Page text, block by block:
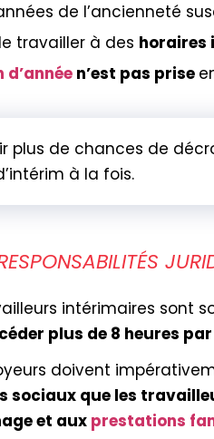
de l’ancienneté
travailler à des horaires
d’année n’est pas prise
plus de chances de
à la fois.
intérimaires sont
plus de 8 heures
doivent
sociaux que les
et aux prestations